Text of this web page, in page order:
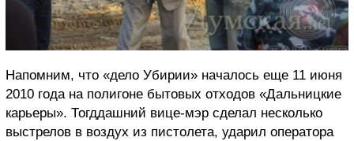
Напомним, что «дело Убирии» началось еще 11 июня
2010 года на полигоне бытовых отходов «Дальницкие
карьеры». Тогддашний вице-мэр сделал несколько
выстрелов в воздух из пистолета, ударил оператора